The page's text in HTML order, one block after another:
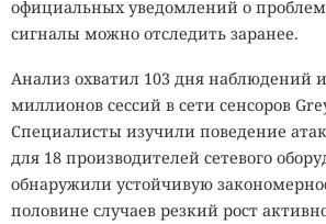
официальных уведомлений о
сигналы можно отследить заранее.
Анализ охватил 103 дня наблюдений
миллионов сессий в сети сенсоров
Специалисты изучили поведение
для 18 производителей сетевого
обнаружили устойчивую
половине случаев резкий рост